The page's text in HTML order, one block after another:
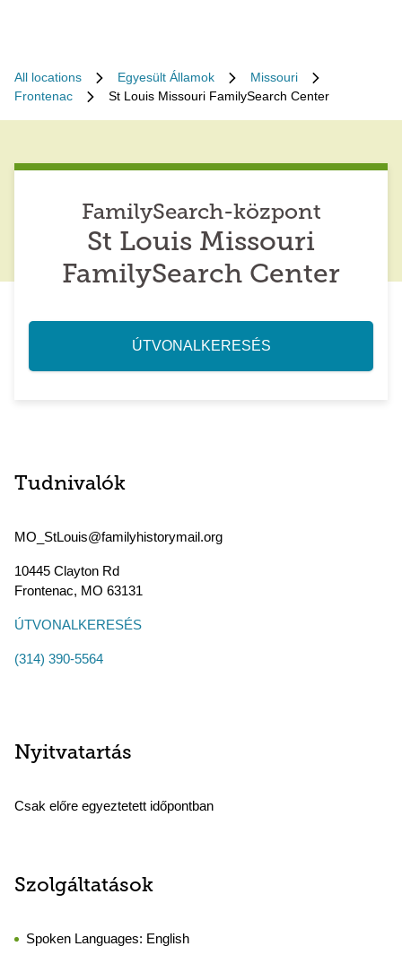
All locations Egyesült Államok
Missouri
Frontenac
St Louis Missouri FamilySearch Center
FamilySearch-központ
St Louis Missouri
FamilySearch Center
ÚTVONALKERESÉS
Tudnivalók
MO_StLouis@familyhistorymail.org
10445 Clayton Rd
Frontenac, MO 63131
ÚTVONALKERESÉS
(314) 390-5564
Nyitvatartás
Csak előre egyeztetett időpontban
Szolgáltatások
Spoken Languages: English